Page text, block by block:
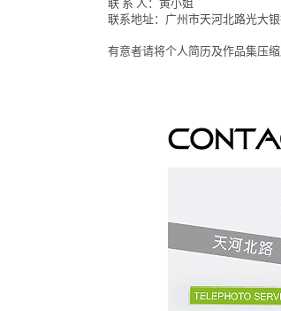
联 系 人：黄小姐
联系地址：广州市天河北路光大
有意者请将个人简历及作品集压